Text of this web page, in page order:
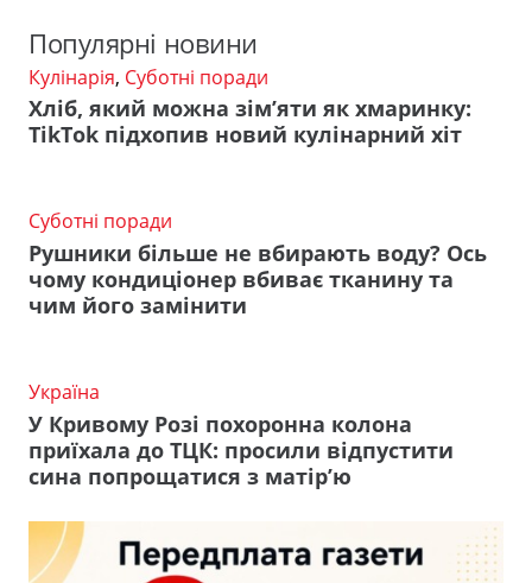
Популярні новини
Кулінарія, Суботні поради
Хліб, який можна зім’яти як хмаринку:
TikTok підхопив новий кулінарний хіт
Суботні поради
Рушники більше не вбирають воду? Ось
чому кондиціонер вбиває тканину та
чим його замінити
Україна
У Кривому Розі похоронна колона
приїхала до ТЦК: просили відпустити
сина попрощатися з матір’ю